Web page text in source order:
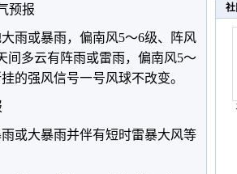
预报
雨或暴雨，偏南风5～6级、阵风
间多云有阵雨或雷雨，偏南风5～
的强风信号一号风球不改变。
或大暴雨并伴有短时雷暴大风等